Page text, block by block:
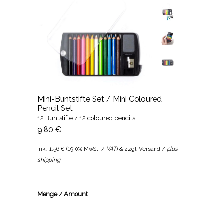
Mini-Buntstifte Set / Mini Coloured
Pencil Set
12 Buntstifte / 12 coloured pencils
9,80 €
inkl.1,56 € (19.0% MwSt. / VAT) & zzgl. Versand / plus
shipping
Menge / Amount